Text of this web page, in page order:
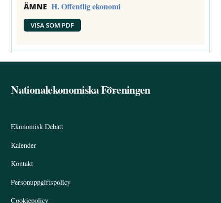
ÄMNE H. Offentlig ekonomi
VISA SOM PDF
Back
Nationalekonomiska Föreningen
Ekonomisk Debatt
Kalender
Kontakt
Personuppgiftspolicy
Cookiepolicy